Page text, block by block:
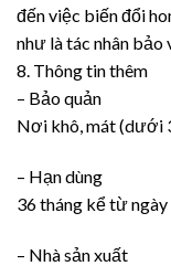
đến việc biến đổi
như là tác nhân bảo
8. Thông tin thêm
– Bảo quản
Nơi khô, mát (dưới
– Hạn dùng
36 tháng kể từ ngày
– Nhà sản xuất